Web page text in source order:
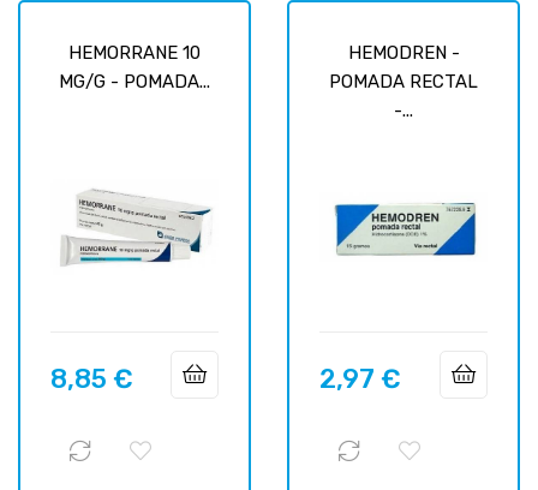
HEMORRANE 10
MG/G - POMADA...
Prix
8,85 €
HEMODREN -
POMADA RECTAL
-...
Prix
2,97 €